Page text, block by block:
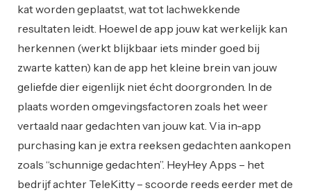
kat worden geplaatst, wat tot lachwekkende
resultaten leidt. Hoewel de app jouw kat werkelijk kan
herkennen (werkt blijkbaar iets minder goed bij
zwarte katten) kan de app het kleine brein van jouw
geliefde dier eigenlijk niet écht doorgronden. In de
plaats worden omgevingsfactoren zoals het weer
vertaald naar gedachten van jouw kat. Via in-app
purchasing kan je extra reeksen gedachten aankopen
zoals “schunnige gedachten”. HeyHey Apps – het
bedrijf achter TeleKitty – scoorde reeds eerder met de